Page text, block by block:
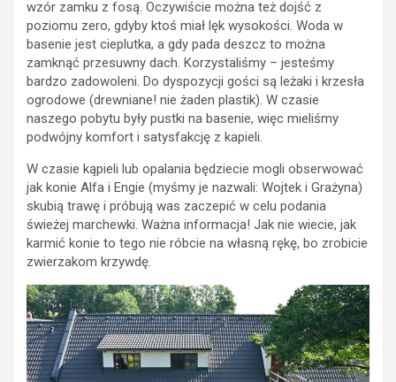
wzór zamku z fosą. Oczywiście można też dojść z
poziomu zero, gdyby ktoś miał lęk wysokości. Woda w
basenie jest cieplutka, a gdy pada deszcz to można
zamknąć przesuwny dach. Korzystaliśmy – jesteśmy
bardzo zadowoleni. Do dyspozycji gości są leżaki i krzesła
ogrodowe (drewniane! nie żaden plastik). W czasie
naszego pobytu były pustki na basenie, więc mieliśmy
podwójny komfort i satysfakcję z kapieli.
W czasie kąpieli lub opalania będziecie mogli obserwować
jak konie Alfa i Engie (myśmy je nazwali: Wojtek i Grażyna)
skubią trawę i próbują was zaczepić w celu podania
świeżej marchewki. Ważna informacja! Jak nie wiecie, jak
karmić konie to tego nie róbcie na własną rękę, bo zrobicie
zwierzakom krzywdę.